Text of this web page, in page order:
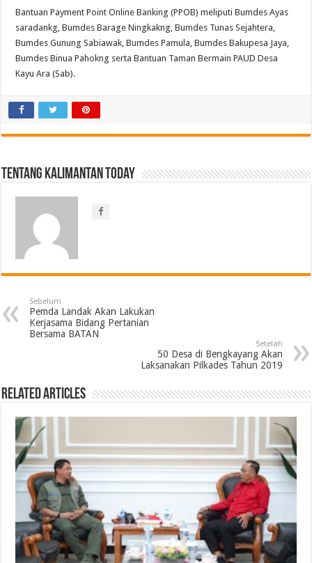
Bantuan Payment Point Online Banking (PPOB) meliputi Bumdes Ayas
saradankg, Bumdes Barage Ningkakng, Bumdes Tunas Sejahtera,
Bumdes Gunung Sabiawak, Bumdes Pamula, Bumdes Bakupesa Jaya,
Bumdes Binua Pahokng serta Bantuan Taman Bermain PAUD Desa
Kayu Ara (Sab).
Tentang Kalimantan Today
Sebelum
Pemda Landak Akan Lakukan
Kerjasama Bidang Pertanian
Bersama BATAN
Setelah
50 Desa di Bengkayang Akan
Laksanakan Pilkades Tahun 2019
Related Articles